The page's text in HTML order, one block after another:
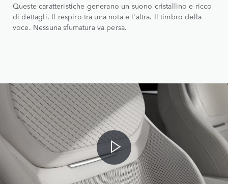
Queste caratteristiche generano un suono cristallino e ricco
di dettagli. Il respiro tra una nota e l'altra. Il timbro della
voce. Nessuna sfumatura va persa.